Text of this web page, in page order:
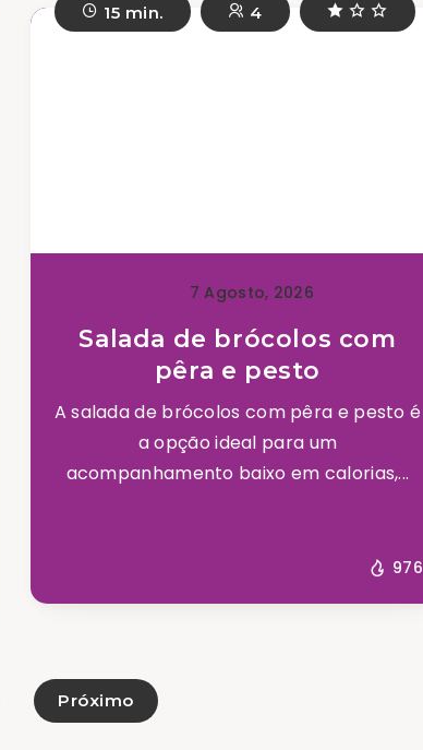
15 min. 4
7 Agosto, 2026
Salada de brócolos com
pêra e pesto
A salada de brócolos com pêra e pesto é
a opção ideal para um
acompanhamento baixo em calorias,...
976
Próximo